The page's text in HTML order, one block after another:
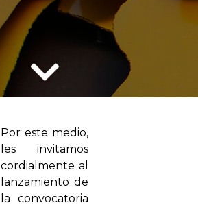
Por este medio,
les invitamos
cordialmente al
lanzamiento de
la convocatoria